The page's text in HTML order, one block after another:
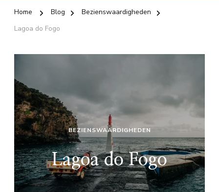
Home Blog
Bezienswaardigheden
Lagoa do Fogo
BEZIENSWAARDIGHEDEN
Lagoa do Fogo